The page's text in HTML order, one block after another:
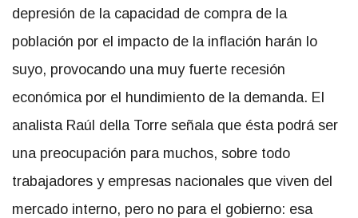
depresión de la capacidad de compra de la
población por el impacto de la inflación harán lo
suyo, provocando una muy fuerte recesión
económica por el hundimiento de la demanda. El
analista Raúl della Torre señala que ésta podrá ser
una preocupación para muchos, sobre todo
trabajadores y empresas nacionales que viven del
mercado interno, pero no para el gobierno: esa